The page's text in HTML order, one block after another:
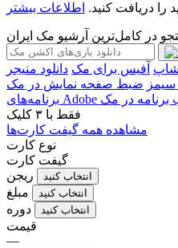
را دریافت کنید. اطلاعات بیشتر
آفیس برای مک دانلود منیجر
سیمز ضبط صفحه نمایش در مک
در مک
فقط با ۳ کلیک
مشاهده همه گیفت کارت‌ها
نوع کارت
گیفت کارت
ریجن
انتخاب کنید
مبلغ انتخاب کنید
دوره انتخاب کنید
قیمت
—